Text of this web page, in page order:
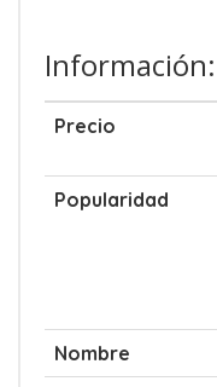
Información:
Precio
Popularidad
Nombre